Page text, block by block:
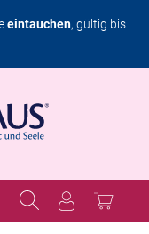
eintauchen, gültig bis